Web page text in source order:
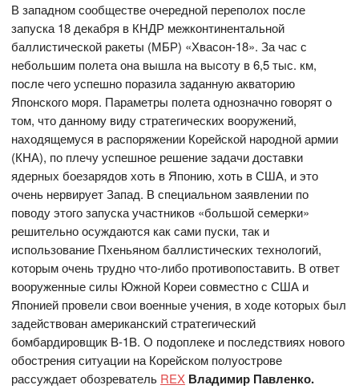
В западном сообществе очередной переполох после
запуска 18 декабря в КНДР межконтинентальной
баллистической ракеты (МБР) «Хвасон-18». За час с
небольшим полета она вышла на высоту в 6,5 тыс. км,
после чего успешно поразила заданную акваторию
Японского моря. Параметры полета однозначно говорят о
том, что данному виду стратегических вооружений,
находящемуся в распоряжении Корейской народной армии
(КНА), по плечу успешное решение задачи доставки
ядерных боезарядов хоть в Японию, хоть в США, и это
очень нервирует Запад. В специальном заявлении по
поводу этого запуска участников «большой семерки»
решительно осуждаются как сами пуски, так и
использование Пхеньяном баллистических технологий,
которым очень трудно что-либо противопоставить. В ответ
вооруженные силы Южной Кореи совместно с США и
Японией провели свои военные учения, в ходе которых был
задействован американский стратегический
бомбардировщик B-1B. О подоплеке и последствиях нового
обострения ситуации на Корейском полуострове
рассуждает обозреватель REX Владимир Павленко.